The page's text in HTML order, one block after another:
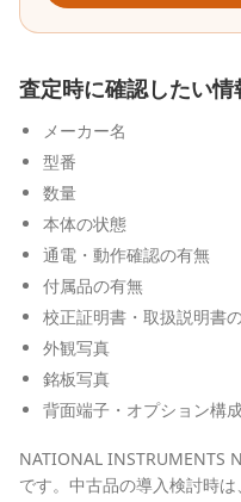
査定時に確認したい情
メーカー名
型番
数量
本体の状態
通電・動作確認の有無
付属品の有無
校正証明書・取扱説明書
外観写真
銘板写真
背面端子・オプション構
NATIONAL INSTRUMENTS
です。中古品の導入検討時